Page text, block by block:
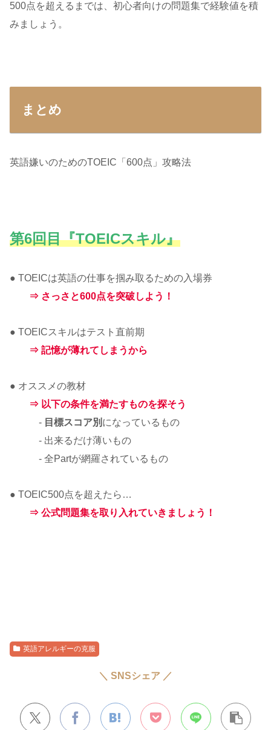
500点を超えるまでは、初心者向けの問題集で経験値を積
みましょう。
まとめ
英語嫌いのためのTOEIC「600点」攻略法
第6回目『TOEICスキル』
● TOEICは英語の仕事を掴み取るための入場券
⇒ さっさと600点を突破しよう！
● TOEICスキルはテスト直前期
⇒ 記憶が薄れてしまうから
● オススメの教材
⇒ 以下の条件を満たすものを探そう
- 目標スコア別 になっているもの
- 出来るだけ薄いもの
- 全Partが網羅されているもの
● TOEIC500点を超えたら…
⇒ 公式問題集を取り入れていきましょう！
英語アレルギーの克服
＼ SNSシェア ／